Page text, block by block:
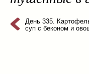
на пикник (13)
ни то, ни се
День 335.
суп с беконом и